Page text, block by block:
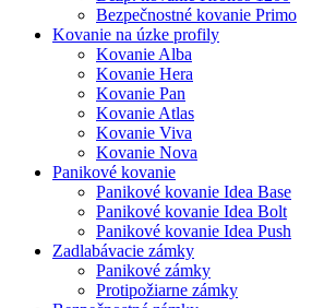
Bezpečnostné kovanie Primo
Kovanie na úzke profily
Kovanie Alba
Kovanie Hera
Kovanie Pan
Kovanie Atlas
Kovanie Viva
Kovanie Nova
Panikové kovanie
Panikové kovanie Idea Base
Panikové kovanie Idea Bolt
Panikové kovanie Idea Push
Zadlabávacie zámky
Panikové zámky
Protipožiarne zámky